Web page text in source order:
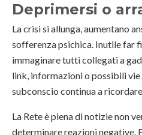
Deprimersi o
La crisi si allunga, aumentano
sofferenza psichica. Inutile far
immaginare tutti collegati a
link, informazioni o possibili
subconscio continua a
La Rete è piena di notizie non
determinare reazioni negative.